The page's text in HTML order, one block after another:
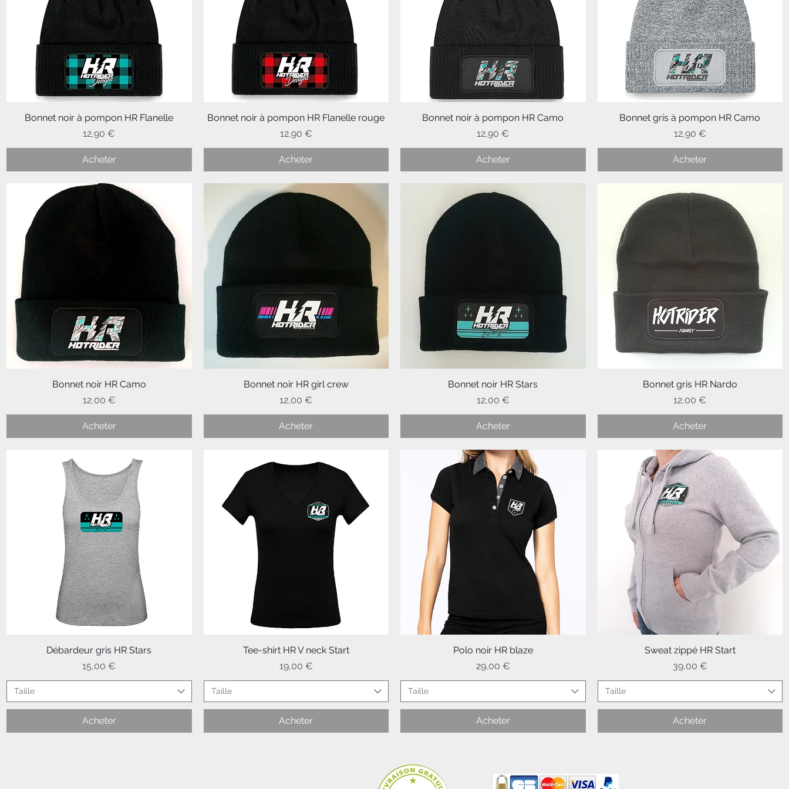
Aperçu rapide
Bonnet noir à pompon HR Flanelle
Prix
12,90 €
Acheter
Aperçu rapide
Bonnet noir à pompon HR Flanelle rouge
Prix
12,90 €
Acheter
Aperçu rapide
Bonnet noir à pompon HR Camo
Prix
12,90 €
Acheter
Aperçu rapide
Bonnet gris à pompon HR Camo
Prix
12,90 €
Acheter
Aperçu rapide
Bonnet noir HR Camo
Prix
12,00 €
Acheter
Aperçu rapide
Bonnet noir HR girl crew
Prix
12,00 €
Acheter
Aperçu rapide
Bonnet noir HR Stars
Prix
12,00 €
Acheter
Aperçu rapide
Bonnet gris HR Nardo
Prix
12,00 €
Acheter
Aperçu rapide
Débardeur gris HR Stars
Prix
15,00 €
Taille
Acheter
Aperçu rapide
Tee-shirt HR V neck Start
Prix
19,00 €
Taille
Acheter
Aperçu rapide
Polo noir HR blaze
Prix
29,00 €
Taille
Acheter
Aperçu rapide
Sweat zippé HR Start
Prix
39,00 €
Taille
Acheter